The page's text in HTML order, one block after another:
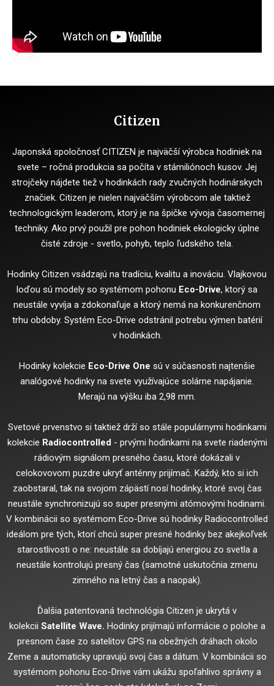
Citizen
Japonská spoločnosť CITIZEN je najväčší výrobca hodiniek na
svete – ročná produkcia sa počíta v stámiliónoch kusov. Jej
strojčeky nájdete tiež v hodinkách rady zvučných hodinárskych
značiek. Citizen je nielen najväčším výrobcom ale taktiež
technologickým leaderom, ktorý je na špičke vývoja časomernej
techniky. Ako prvý použil pre pohon hodiniek ekologicky úplne
čisté zdroje - svetlo, pohyb, teplo ľudského tela.
Hodinky Citizen vsádzajú na tradíciu, kvalitu a inováciu. Vlajkovou
loďou sú modely so systémom pohonu Eco-Drive, ktorý sa
neustále vyvíja a zdokonaľuje a ktorý nemá na konkurenčnom
trhu obdoby. Systém Eco-Drive odstránil potrebu výmen batérií
v hodinkách.
Hodinky kolekcie Eco-Drive One sú v súčasnosti najtenšie
analógové hodinky na svete využívajúce solárne napájanie.
Merajú na výšku iba 2,98 mm.
Svetové prvenstvo si taktiež drží so stále populárnymi hodinkami
kolekcie Radiocontrolled - prvými hodinkami na svete riadenými
rádiovým signálom presného času, ktoré dokázali v
celokovovom puzdre ukryť anténny prijímač. Každý, kto si ich
zaobstaral, tak na svojom zápästí nosí hodinky, ktoré svoj čas
neustále synchronizujú so super presnými atómovými hodinami.
V kombinácii so systémom Eco-Drive sú hodinky Radiocontrolled
ideálom pre tých, ktorí chcú super presné hodinky bez akejkoľvek
starostlivosti o ne: neustále sa dobíjajú energiou zo svetla a
neustále kontrolujú presný čas (samotné uskutočnia zmenu
zimného na letný čas a naopak).
Ďalšia patentovaná technológia Citizen je ukrytá v
kolekcii Satellite Wave. Hodinky prijímajú informácie o polohe a
presnom čase zo satelitov GPS na obežných dráhach okolo
Zeme a automaticky upravujú svoj čas a dátum. V kombinácii so
systémom pohonu Eco-Drive vám ukážu spoľahlivo správny a